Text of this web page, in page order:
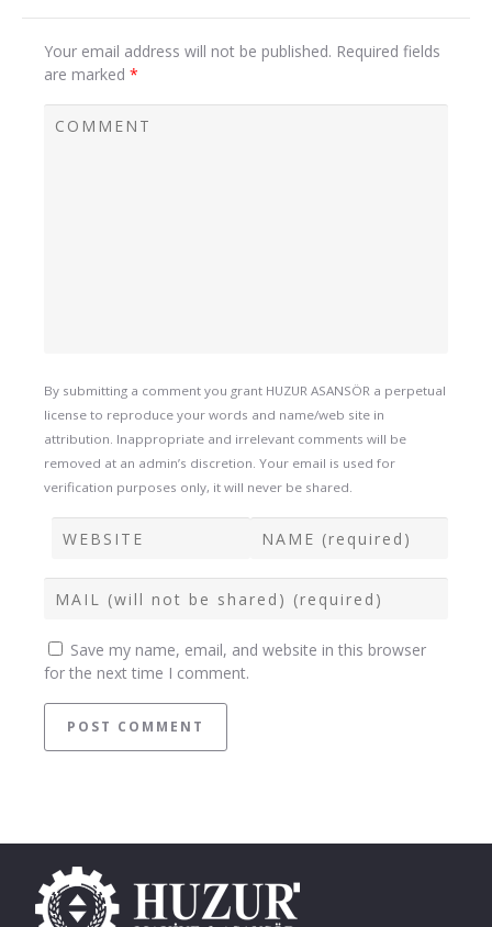
Your email address will not be published. Required fields
are marked *
By submitting a comment you grant HUZUR ASANSÖR a perpetual
license to reproduce your words and name/web site in
attribution. Inappropriate and irrelevant comments will be
removed at an admin’s discretion. Your email is used for
verification purposes only, it will never be shared.
Save my name, email, and website in this browser
for the next time I comment.